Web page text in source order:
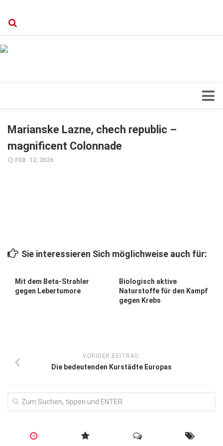
Forschung
Herz & Kreislauf
Zahn, Mund, Kiefer
Allgemein
Hören
Marianske Lazne, chech republic –
magnificent Colonnade
FEB. 12, 2026
Sie interessieren Sich möglichweise auch für:
Mit dem Beta-Strahler
gegen Lebertumore
Biologisch aktive
Naturstoffe für den Kampf
gegen Krebs
VORIGER BEITRAG:
Die bedeutenden Kurstädte Europas